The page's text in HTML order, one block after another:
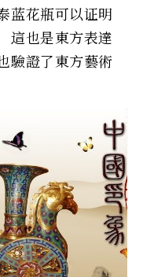
蓝花瓶可以证明
這也是東方表達
驗證了東方藝術